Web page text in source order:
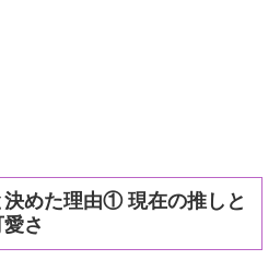
めた理由① 現在の推しと
さ